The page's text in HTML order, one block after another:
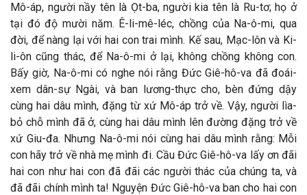
Mô-áp, người nầy tên là Ọt-ba, người kia tên là Ru-tơ; họ ở
tại đó độ mười năm. Ê-li-mê-léc, chồng của Na-ô-mi, qua
đời, để nàng lại với hai con trai mình. Kế sau, Mạc-lôn và Ki-
li-ôn cũng thác, để Na-ô-mi ở lại, không chồng không con.
Bấy giờ, Na-ô-mi có nghe nói rằng Đức Giê-hô-va đã đoái-
xem dân-sự Ngài, và ban lương-thực cho, bèn đứng dậy
cùng hai dâu mình, đặng từ xứ Mô-áp trở về. Vậy, người lìa-
bỏ chỗ mình đã ở, cùng hai dâu mình lên đường đặng trở về
xứ Giu-đa. Nhưng Na-ô-mi nói cùng hai dâu mình rằng: Mỗi
con hãy trở về nhà mẹ mình đi. Cầu Đức Giê-hô-va lấy ơn đãi
hai con như hai con đã đãi các người thác của chúng ta, và
đã đãi chính mình ta! Nguyện Đức Giê-hô-va ban cho hai con